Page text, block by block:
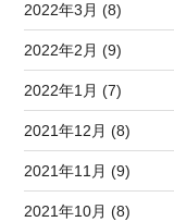
2022年3月 (8)
2022年2月 (9)
2022年1月 (7)
2021年12月 (8)
2021年11月 (9)
2021年10月 (8)